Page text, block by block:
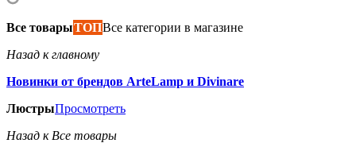
Все товарыТОПВсе категории в магазине
Назад к главному
Новинки от брендов ArteLamp и Divinare
ЛюстрыПросмотреть
Назад к Все товары